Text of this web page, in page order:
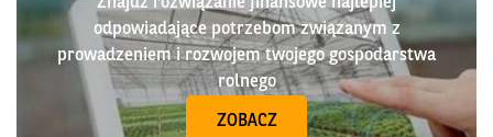
odpowiadające potrzebom związanym z
prowadzeniem i rozwojem twojego gospodarstwa
rolnego
ZOBACZ